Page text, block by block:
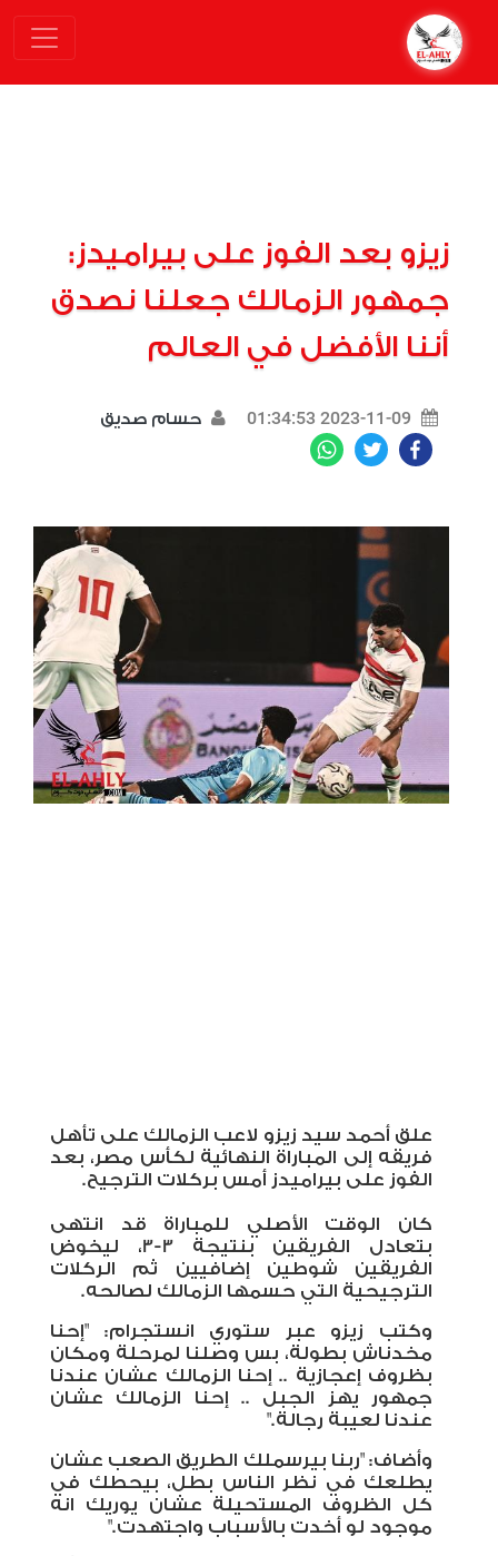
زيزو بعد الفوز على بيراميدز:
جمهور الزمالك جعلنا نصدق
أننا الأفضل في العالم
2023-11-09 01:34:53 حسام صديق
Facebook
Twitter
علق أحمد سيد زيزو لاعب الزمالك على تأهل
فريقه إلى المباراة النهائية لكأس مصر، بعد
الفوز على بيراميدز أمس بركلات الترجيح.
كان الوقت الأصلي للمباراة قد انتهى
بتعادل الفريقين بنتيجة 3-3، ليخوض
الفريقين شوطين إضافيين ثم الركلات
الترجيحية التي حسمها الزمالك لصالحه.
وكتب زيزو عبر ستوري انستجرام: "إحنا
مخدناش بطولة، بس وصلنا لمرحلة ومكان
بظروف إعجازية .. إحنا الزمالك عشان عندنا
جمهور يهز الجبل .. إحنا الزمالك عشان
عندنا لعيبة رجالة."
وأضاف: "ربنا بيرسملك الطريق الصعب عشان
يطلعك في نظر الناس بطل، بيحطك في
كل الظروف المستحيلة عشان يوريك انه
موجود لو أخدت بالأسباب واجتهدت."